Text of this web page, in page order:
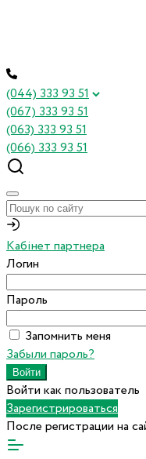
(044) 333 93 51
(067) 333 93 51
(063) 333 93 51
(066) 333 93 51
Кабінет партнера
Логин
Пароль
Запомнить меня
Забыли пароль?
Войти как пользователь
Зарегистрироваться
После регистрации на